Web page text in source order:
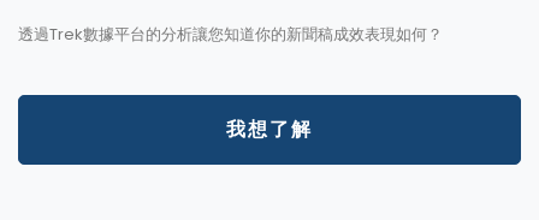
透過Trek數據平台的分析讓您知道你的新聞稿成效表現如何？
我想了解